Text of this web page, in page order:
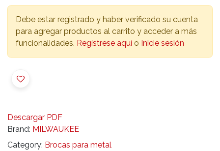
Debe estar registrado y haber verificado su cuenta
para agregar productos al carrito y acceder a más
funcionalidades. Regístrese aquí o Inicie sesión
Descargar PDF
Brand: MILWAUKEE
Category: Brocas para metal